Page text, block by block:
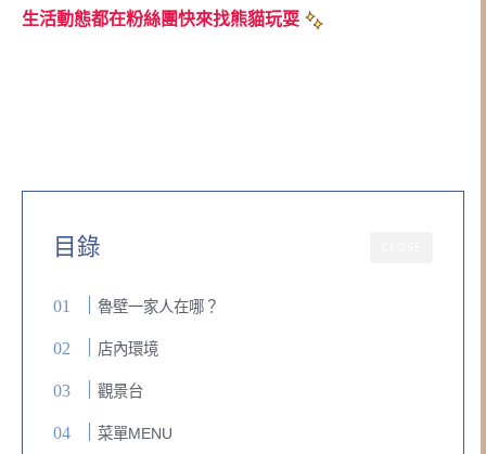
生活動態都在粉絲團快來找熊貓玩耍
目錄
魯壁一家人在哪？
店內環境
觀景台
菜單MENU